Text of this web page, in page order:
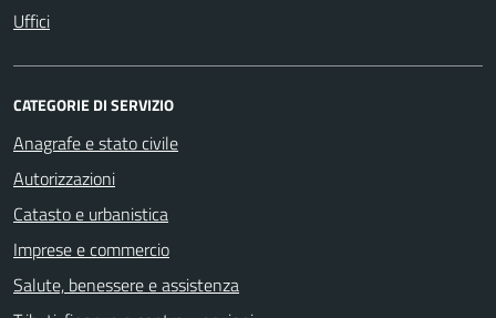
Uffici
CATEGORIE DI SERVIZIO
Anagrafe e stato civile
Autorizzazioni
Catasto e urbanistica
Imprese e commercio
Salute, benessere e assistenza